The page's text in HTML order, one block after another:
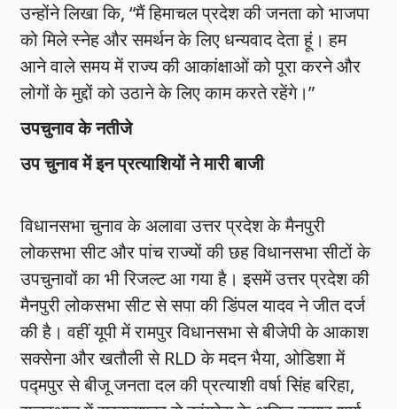
उन्होंने लिखा कि, “मैं हिमाचल प्रदेश की जनता को भाजपा
को मिले स्नेह और समर्थन के लिए धन्यवाद देता हूं। हम
आने वाले समय में राज्य की आकांक्षाओं को पूरा करने और
लोगों के मुद्दों को उठाने के लिए काम करते रहेंगे।”
उपचुनाव के नतीजे
उप चुनाव में इन प्रत्याशियों ने मारी बाजी
विधानसभा चुनाव के अलावा उत्तर प्रदेश के मैनपुरी
लोकसभा सीट और पांच राज्यों की छह विधानसभा सीटों के
उपचुनावों का भी रिजल्ट आ गया है। इसमें उत्तर प्रदेश की
मैनपुरी लोकसभा सीट से सपा की डिंपल यादव ने जीत दर्ज
की है। वहीं यूपी में रामपुर विधानसभा से बीजेपी के आकाश
सक्सेना और खतौली से RLD के मदन भैया, ओडिशा में
पद्मपुर से बीजू जनता दल की प्रत्याशी वर्षा सिंह बरिहा,